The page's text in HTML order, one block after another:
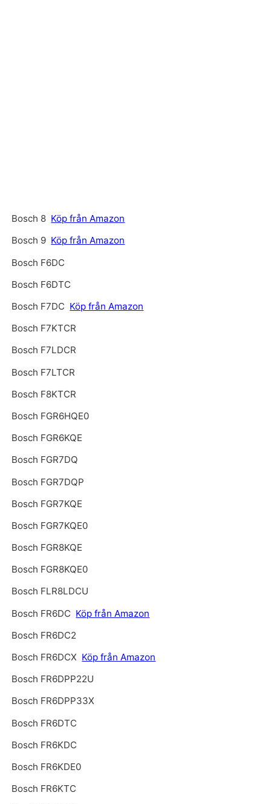
Bosch 8 Köp från Amazon
Bosch 9 Köp från Amazon
Bosch F6DC
Bosch F6DTC
Bosch F7DC Köp från Amazon
Bosch F7KTCR
Bosch F7LDCR
Bosch F7LTCR
Bosch F8KTCR
Bosch FGR6HQE0
Bosch FGR6KQE
Bosch FGR7DQ
Bosch FGR7DQP
Bosch FGR7KQE
Bosch FGR7KQE0
Bosch FGR8KQE
Bosch FGR8KQE0
Bosch FLR8LDCU
Bosch FR6DC Köp från Amazon
Bosch FR6DC2
Bosch FR6DCX Köp från Amazon
Bosch FR6DPP22U
Bosch FR6DPP33X
Bosch FR6DTC
Bosch FR6KDC
Bosch FR6KDE0
Bosch FR6KTC